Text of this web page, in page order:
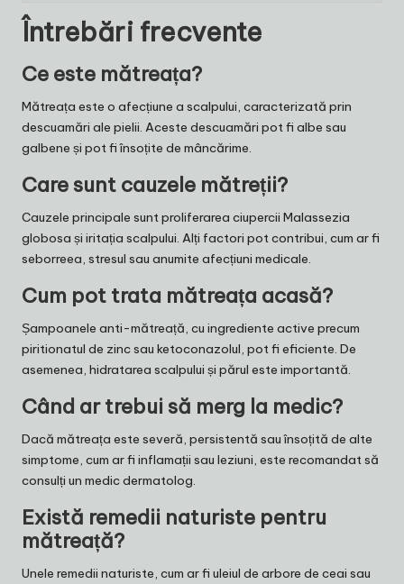
Întrebări frecvente
Ce este mătreața?
Mătreața este o afecțiune a scalpului, caracterizată prin
descuamări ale pielii. Aceste descuamări pot fi albe sau
galbene și pot fi însoțite de mâncărime.
Care sunt cauzele mătreții?
Cauzele principale sunt proliferarea ciupercii Malassezia
globosa și iritația scalpului. Alți factori pot contribui, cum ar fi
seborreea, stresul sau anumite afecțiuni medicale.
Cum pot trata mătreața acasă?
Șampoanele anti-mătreață, cu ingrediente active precum
piritionatul de zinc sau ketoconazolul, pot fi eficiente. De
asemenea, hidratarea scalpului și părul este importantă.
Când ar trebui să merg la medic?
Dacă mătreața este severă, persistentă sau însoțită de alte
simptome, cum ar fi inflamații sau leziuni, este recomandat să
consulți un medic dermatolog.
Există remedii naturiste pentru
mătreață?
Unele remedii naturiste, cum ar fi uleiul de arbore de ceai sau